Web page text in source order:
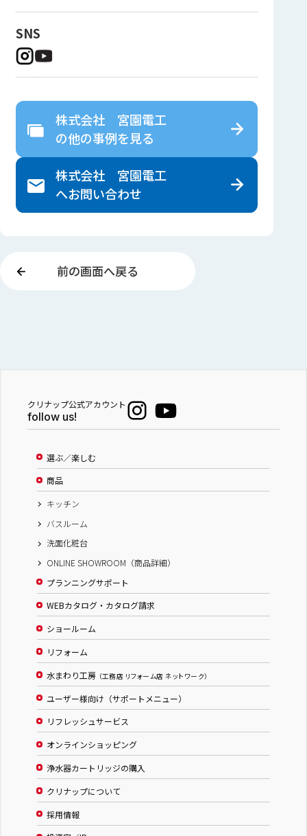
SNS
株式会社 宮園電工
の他の事例を見る
株式会社 宮園電工
へお問い合わせ
前の画面へ戻る
クリナップ公式アカウント
follow us!
選ぶ／楽しむ
商品
キッチン
バスルーム
洗面化粧台
ONLINE SHOWROOM（商品詳細）
プランニングサポート
WEBカタログ・カタログ請求
ショールーム
リフォーム
水まわり工房 （工務店 リフォーム店 ネットワーク）
ユーザー様向け（サポートメニュー）
リフレッシュサービス
オンラインショッピング
浄水器カートリッジの購入
クリナップについて
採用情報